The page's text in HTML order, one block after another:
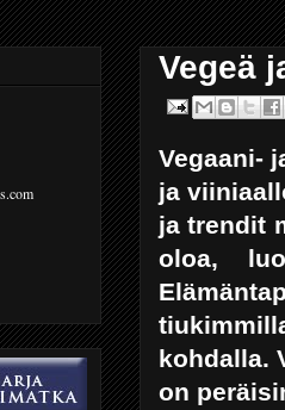
Vegeä
Vegaani-
ja
ja trendit
oloa,
kohdalla.
on